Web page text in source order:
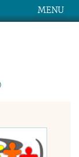
MENU